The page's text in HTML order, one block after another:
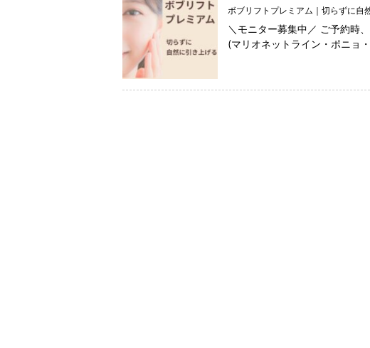
ボブリフトプレミアム｜切らずに自
＼モニター募集中／ ご予約時
(マリオネットライン・ポニョ